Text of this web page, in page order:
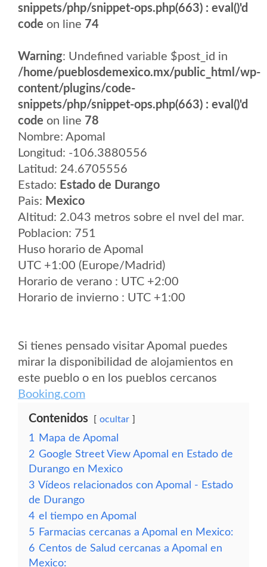
snippets/php/snippet-ops.php(663) : eval()'d
code on line 74
Warning: Undefined variable $post_id in
/home/pueblosdemexico.mx/public_html/wp-
content/plugins/code-
snippets/php/snippet-ops.php(663) : eval()'d
code on line 78
Nombre: Apomal
Longitud: -106.3880556
Latitud: 24.6705556
Estado: Estado de Durango
Pais: Mexico
Altitud: 2.043 metros sobre el nvel del mar.
Poblacion: 751
Huso horario de Apomal
UTC +1:00 (Europe/Madrid)
Horario de verano : UTC +2:00
Horario de invierno : UTC +1:00
Si tienes pensado visitar Apomal puedes
mirar la disponibilidad de alojamientos en
este pueblo o en los pueblos cercanos
Booking.com
Contenidos ocultar
1
Mapa de Apomal
2 Google Street View Apomal en Estado de
Durango en Mexico
3 Vídeos relacionados con Apomal - Estado
de Durango
4 el tiempo en Apomal
5 Farmacias cercanas a Apomal en Mexico:
6 Centos de Salud cercanas a Apomal en
Mexico: